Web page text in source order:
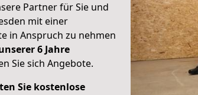
Partner für Sie und
mit einer
in Anspruch zu nehmen
6 Jahre
Sie sich Angebote.
Sie kostenlose